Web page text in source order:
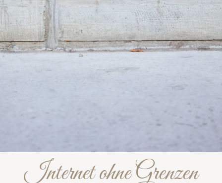
Internet ohne Grenzen